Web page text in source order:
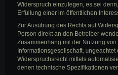
Widerspruch einzulegen, es sei
Erfüllung einer im öffentlichen
Zur Ausübung des Rechts auf
Person direkt an den Betreiber
Zusammenhang mit der Nutzung
Informationsgesellschaft,
Widerspruchsrecht mittels
denen technische Spezifikationen